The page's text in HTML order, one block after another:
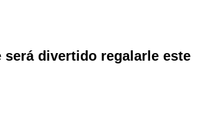
será divertido regalarle este